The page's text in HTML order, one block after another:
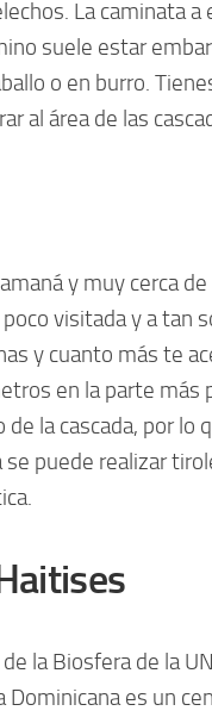
La caminata
suele estar
o en burro.
al área de las
y muy cerca de
visitada y a tan
y cuanto más te
en la parte más
la cascada, por lo
puede realizar
la Biosfera de la
es un